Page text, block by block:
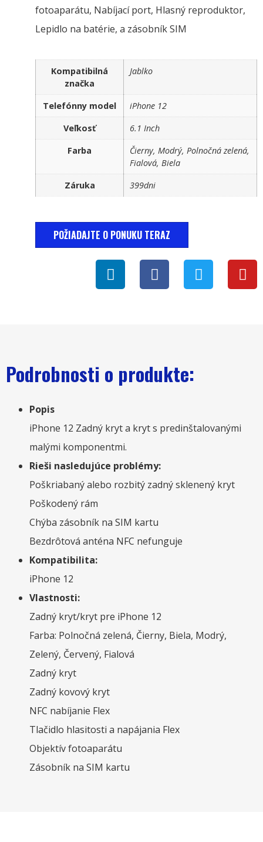
fotoaparátu, Nabíjací port, Hlasný reproduktor,
Lepidlo na batérie, a zásobník SIM
Kompatibilná
značka
Jablko
Telefónny model
iPhone 12
Veľkosť
6.1 Inch
Farba
Čierny, Modrý, Polnočná zelená,
Fialová, Biela
Záruka
399dni
POŽIADAJTE O PONUKU TERAZ
Podrobnosti o produkte:
Popis
iPhone 12 Zadný kryt a kryt s predinštalovanými
malými komponentmi.
Rieši nasledujúce problémy:
Poškriabaný alebo rozbitý zadný sklenený kryt
Poškodený rám
Chýba zásobník na SIM kartu
Bezdrôtová anténa NFC nefunguje
Kompatibilita:
iPhone 12
Vlastnosti:
Zadný kryt/kryt pre iPhone 12
Farba: Polnočná zelená, Čierny, Biela, Modrý,
Zelený, Červený, Fialová
Zadný kryt
Zadný kovový kryt
NFC nabíjanie Flex
Tlačidlo hlasitosti a napájania Flex
Objektív fotoaparátu
Zásobník na SIM kartu